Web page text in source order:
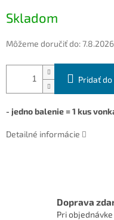
cena:
Skladom
Môžeme doručiť do:7.8.2026
Pridať do
- jedno balenie = 1 kus
Detailné informácie
Doprava
Pri